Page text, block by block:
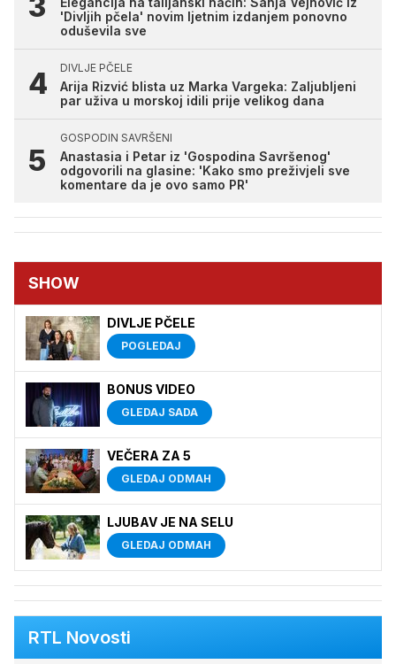
'Divljih pčela' novim ljetnim izdanjem ponovno
oduševila sve
DIVLJE PČELE
Arija Rizvić blista uz Marka Vargeka: Zaljubljeni
par uživa u morskoj idili prije velikog dana
GOSPODIN SAVRŠENI
Anastasia i Petar iz 'Gospodina Savršenog'
odgovorili na glasine: 'Kako smo preživjeli sve
komentare da je ovo samo PR'
SHOW
DIVLJE PČELE
POGLEDAJ
BONUS VIDEO
GLEDAJ SADA
VEČERA ZA 5
GLEDAJ ODMAH
LJUBAV JE NA SELU
GLEDAJ ODMAH
RTL Novosti